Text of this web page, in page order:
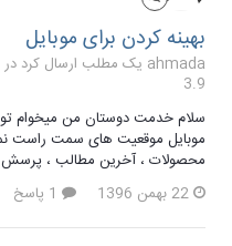
بهینه کردن برای موبایل
ahmada یک مطلب ارسال کرد در
3.9
موبایل موقعیت های سمت راست
محصولات ، آخرین مطالب ، پرسش
22 بهمن 1396